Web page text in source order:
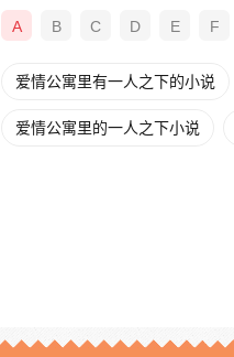
A B C D E F
爱情公寓里有一人之下的小说
爱情公寓里的一人之下小说